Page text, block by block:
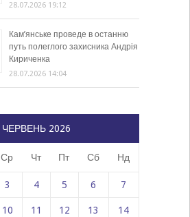
28.07.2026 19:12
Кам’янське проведе в останню
путь полеглого захисника Андрія
Кириченка
28.07.2026 14:04
ЧЕРВЕНЬ 2026
Ср Чт Пт Сб Нд
3 4 5 6 7
10 11 12 13 14